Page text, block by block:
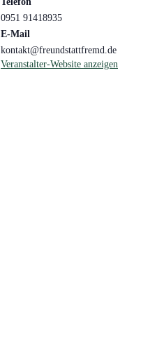
0951 91418935
E-Mail
kontakt@freundstattfremd.de
Veranstalter-Website anzeigen